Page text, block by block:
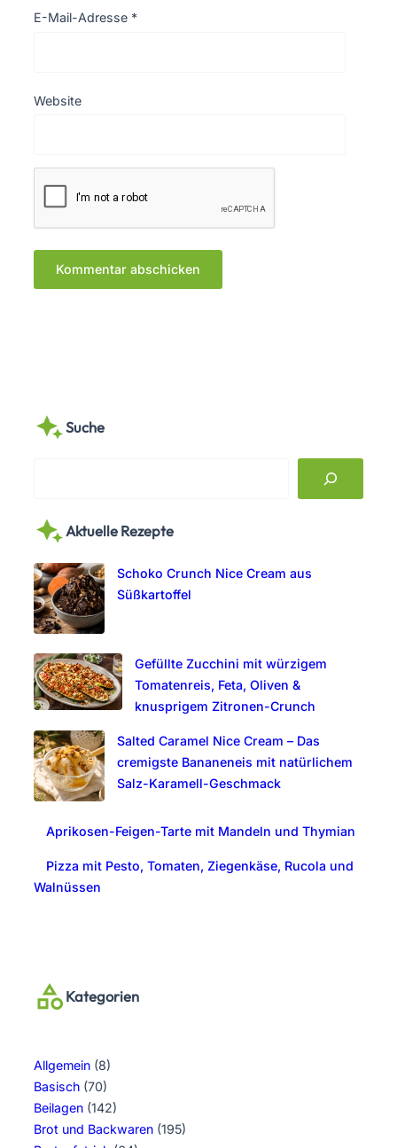
E-Mail-Adresse *
Website
Suche
r
h
Aktuelle Rezepte
Schoko Crunch Nice Cream aus
Süßkartoffel
Gefüllte Zucchini mit würzigem
Tomatenreis, Feta, Oliven &
knusprigem Zitronen-Crunch
Salted Caramel Nice Cream – Das
cremigste Bananeneis mit natürlichem
Salz-Karamell-Geschmack
Aprikosen-Feigen-Tarte mit Mandeln und Thymian
Pizza mit Pesto, Tomaten, Ziegenkäse, Rucola und
Walnüssen
Kategorien
Allgemein (8)
Basisch (70)
Beilagen (142)
Brot und Backwaren (195)